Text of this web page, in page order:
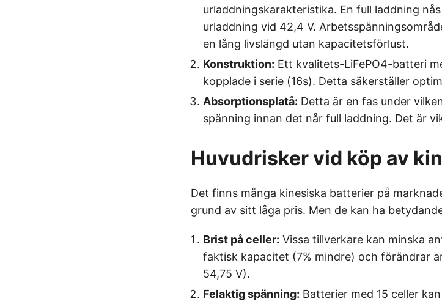
urladdningskarakteristika. En full laddning
urladdning vid 42,4 V.
en lång livslängd utan kapacitetsförlust.
Konstruktion: Ett kvalitets-LiFePO4-batteri
kopplade i serie (16s). Detta säkerställer
Absorptionsplatå: Detta är en fas under
spänning innan det når full laddning. Det är
Huvudrisker vid köp av
Det finns många kinesiska batterier på
grund av sitt låga pris. Men de kan ha
Brist på celler: Vissa tillverkare kan minska
faktisk kapacitet (7% mindre) och förändrar
54,75 V).
Felaktig spänning: Batterier med 15 celler